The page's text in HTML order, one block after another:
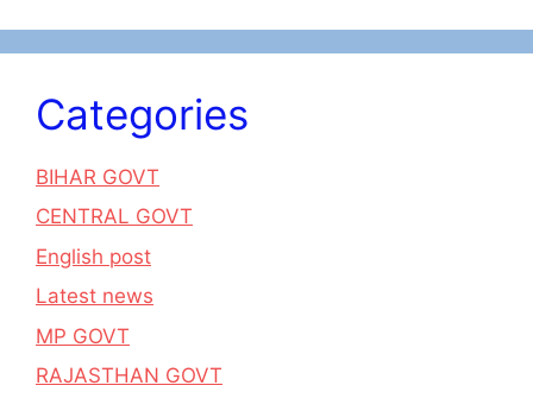
Categories
BIHAR GOVT
CENTRAL GOVT
English post
Latest news
MP GOVT
RAJASTHAN GOVT